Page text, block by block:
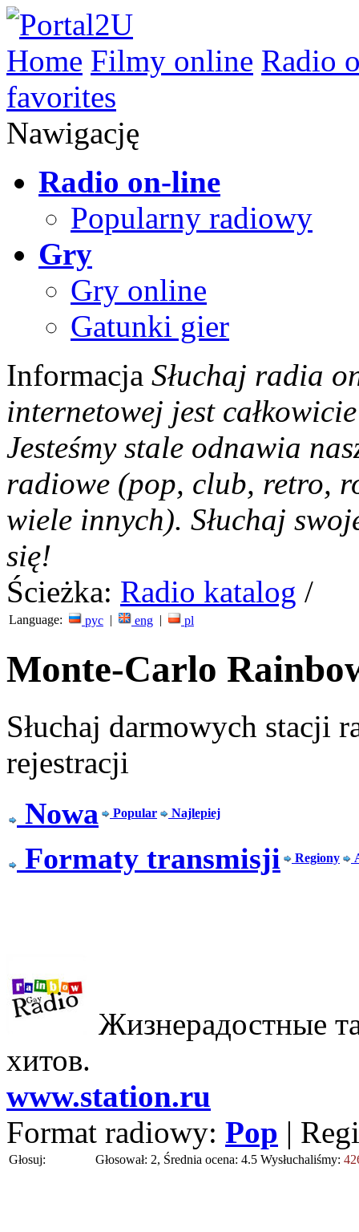
Home Filmy online Radio
favorites
Nawigację
Radio on-line
Popularny radiowy
Gry
Gry online
Gatunki gier
Informacja Słuchaj radia
internetowej jest
Jesteśmy stale odnawia
radiowe (pop, club, retro,
wiele innych). Słuchaj
się!
Ścieżka: Radio katalog /
Language: рус | eng | pl
Monte-Carlo
Słuchaj darmowych stacji
rejestracji
Nowa Popular Najlepiej
Formaty transmisji Regiony
Жизнерадостные
хитов.
www.station.ru
Format radiowy: Pop |
Głosuj: Głosował: 2, Średnia ocena: 4.5 Wysłuchaliśmy: